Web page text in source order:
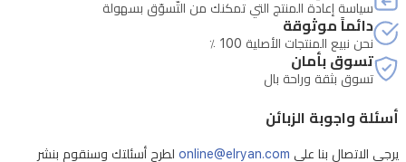
سياسة إعادة المنتج التي تمكنك من التّسوّق بسهولة
دائماً موثوقة
نحن نبيع المنتجات الأصلية 100 ٪
تسوق بأمان
تسوق بثقة وراحة بال
أسئلة واجوبة الزبائن
يرجى الاتصال بنا على online@elryan.com لطرح أسئلتك وسنقوم بنشر